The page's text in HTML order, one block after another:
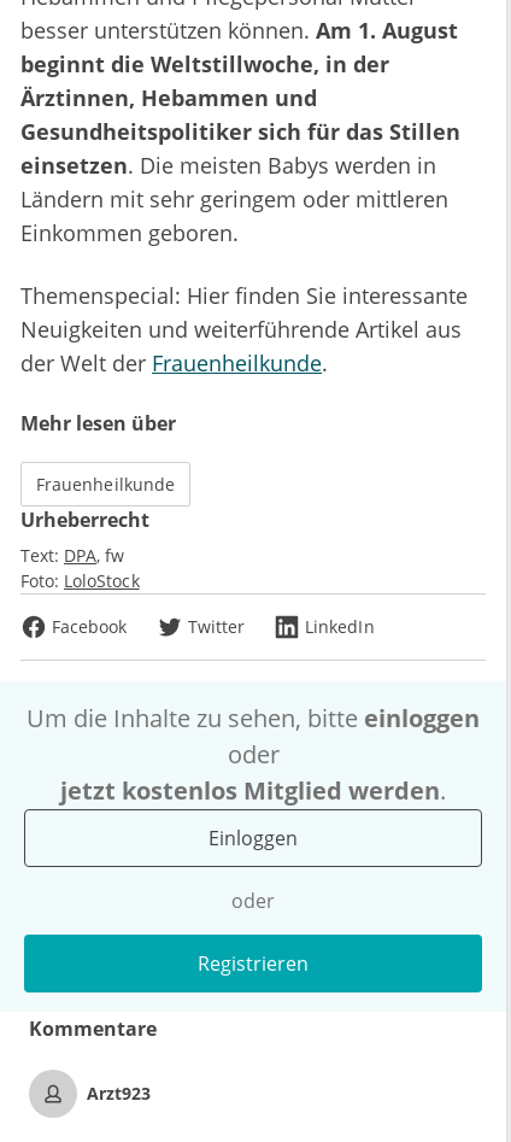
besser unterstützen können. Am 1. August
beginnt die Weltstillwoche, in der
Ärztinnen, Hebammen und
Gesundheitspolitiker sich für das Stillen
einsetzen. Die meisten Babys werden in
Ländern mit sehr geringem oder mittleren
Einkommen geboren.
Themenspecial: Hier finden Sie interessante
Neuigkeiten und weiterführende Artikel aus
der Welt der Frauenheilkunde.
Mehr lesen über
Frauenheilkunde
Urheberrecht
Text: DPA fw
Foto: LoloStock
Facebook
Twitter LinkedIn
Um die Inhalte zu sehen, bitte einloggen
oder
jetzt kostenlos Mitglied werden.
Einloggen
oder
Registrieren
Kommentare
Arzt923